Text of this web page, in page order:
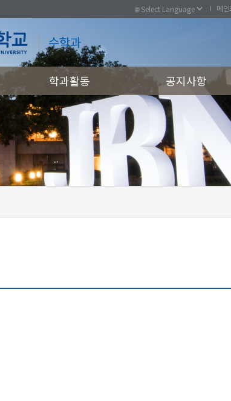
수학과
메
학과활동 공지사항